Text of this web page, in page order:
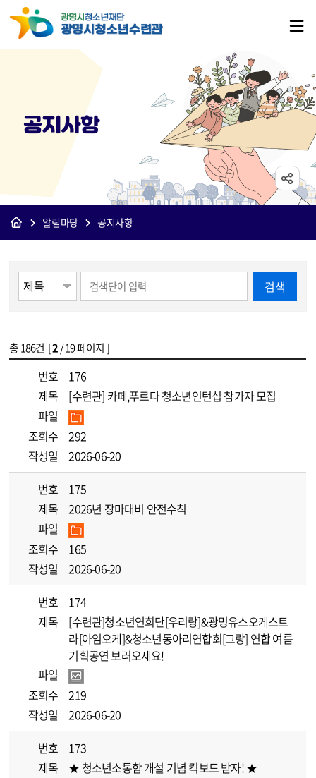
공지사항
알림마당 공지사항
검색
총186건 [2/ 19 페이지 ]
번호
176
제목
[수련관] 카페,푸르다 청소년인턴십 참가자 모집
파일
조회수
292
작성일
2026-06-20
번호
175
제목
2026년 장마대비 안전수칙
파일
조회수
165
작성일
2026-06-20
번호
174
제목
[수련관]청소년연희단[우리랑]&광명유스오케스트
라[아임오케]&청소년동아리연합회[그랑] 연합 여름
기획공연 보러오세요!
파일
조회수
219
작성일
2026-06-20
번호
173
제목
★ 청소년소통함 개설 기념 킥보드 받자! ★